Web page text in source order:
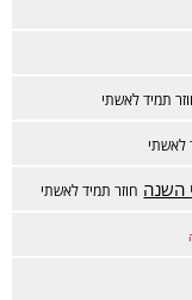
תמיד לאשתי
לאשתי
השנה חוזר תמיד לאשתי